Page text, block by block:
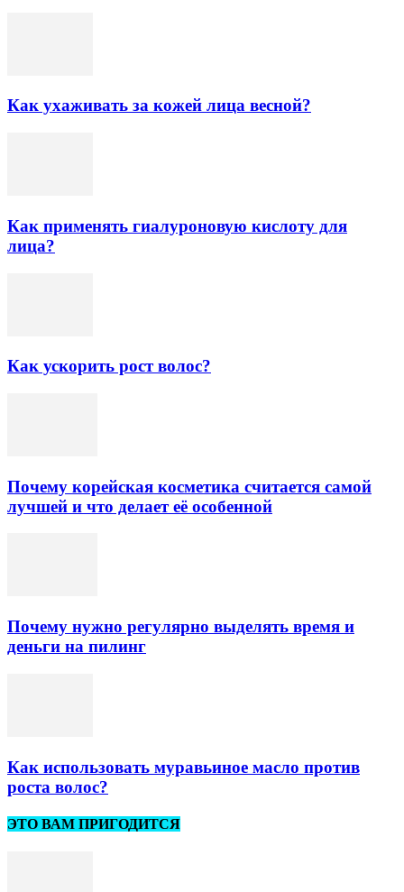
Как ухаживать за кожей лица весной?
Как применять гиалуроновую кислоту для
лица?
Как ускорить рост волос?
Почему корейская косметика считается самой
лучшей и что делает её особенной
Почему нужно регулярно выделять время и
деньги на пилинг
Как использовать муравьиное масло против
роста волос?
ЭТО ВАМ ПРИГОДИТСЯ